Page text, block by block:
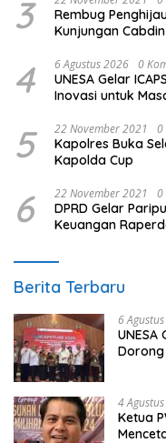
3
Rembug
Kunjungan
4 6 Agustus 2026 0
UNESA Gelar
Inovasi untuk
5 22 November 2021 0
Kapolres Buka
Kapolda Cup
6 22 November 2021 0
DPRD Gelar
Keuangan
Berita Terbaru
6
UNESA
4
Ketua